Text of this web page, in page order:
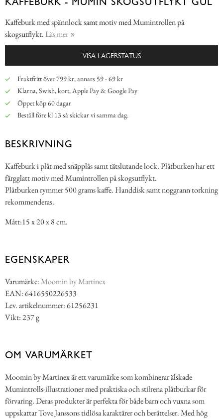
Kaffeburk med spännlock samt motiv med Mumintrollen på
skogsutflykt. Läs mer
VISA LAGERSTATUS
Fraktfritt över 799 kr, annars 59 - 69 kr
Klarna, Swish, kort, Apple Pay & Google Pay
Öppet köp 60 dagar
Beställ före kl 13 så skickar vi samma dag.
BESKRIVNING
Kaffeburk i plåt med snäpplås samt tätslutande lock. Plåtburken har ett
färgglatt motiv med Mumintrollen på skogsutflykt.
Plåtburken rymmer 500 grams kaffe. Handdisk samt noggrann torkning
rekommenderas.
Mått:15 x 20 x 8 cm.
EGENSKAPER
Varumärke:Moomin by Martinex
EAN: 6416550226533
Lev. artikelnummer: 61256231
Vikt: 237 g
OM VARUMÄRKET
Moomin by Martinex är ett varumärke som kombinerar älskade
Mumintrolls-illustrationer med praktiska och stilrena plåtburkar för
förvaring. Deras produkter är perfekta för både barn och vuxna som
uppskattar Tove Janssons tidlösa karaktärer och berättelser. Med hög